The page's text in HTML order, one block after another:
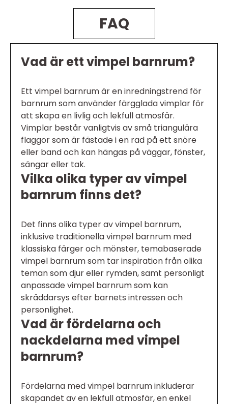
FAQ
Vad är ett vimpel barnrum?
Ett vimpel barnrum är en inredningstrend för
barnrum som använder färgglada vimplar för
att skapa en livlig och lekfull atmosfär.
Vimplar består vanligtvis av små triangulära
flaggor som är fästade i en rad på ett snöre
eller band och kan hängas på väggar, fönster,
sängar eller tak.
Vilka olika typer av vimpel
barnrum finns det?
Det finns olika typer av vimpel barnrum,
inklusive traditionella vimpel barnrum med
klassiska färger och mönster, temabaserade
vimpel barnrum som tar inspiration från olika
teman som djur eller rymden, samt personligt
anpassade vimpel barnrum som kan
skräddarsys efter barnets intressen och
personlighet.
Vad är fördelarna och
nackdelarna med vimpel
barnrum?
Fördelarna med vimpel barnrum inkluderar
skapandet av en lekfull atmosfär, en enkel